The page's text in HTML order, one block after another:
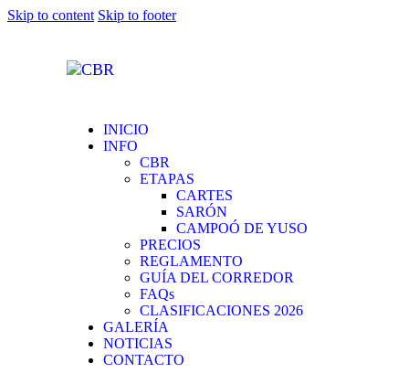
Skip to content Skip to footer
INICIO
INFO
CBR
ETAPAS
CARTES
SARÓN
CAMPOÓ DE YUSO
PRECIOS
REGLAMENTO
GUÍA DEL CORREDOR
FAQs
CLASIFICACIONES 2026
GALERÍA
NOTICIAS
CONTACTO